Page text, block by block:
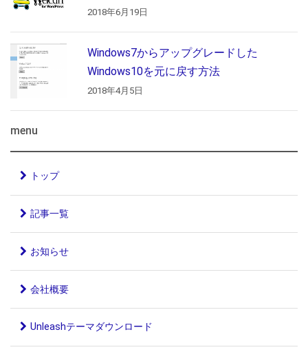
2018年6月19日
Windows7からアップグレードした
Windows10を元に戻す方法
2018年4月5日
menu
トップ
記事一覧
お知らせ
会社概要
Unleashテーマダウンロード